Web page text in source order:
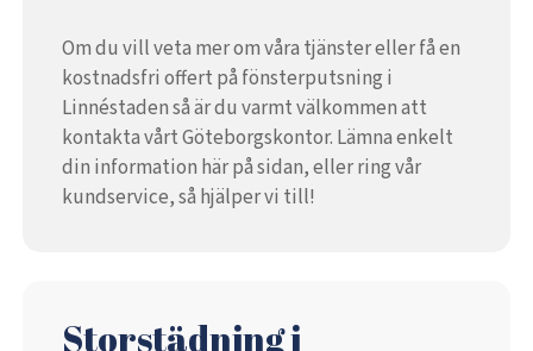
Om du vill veta mer om våra tjänster eller få en
kostnadsfri offert på fönsterputsning i
Linnéstaden så är du varmt välkommen att
kontakta vårt Göteborgskontor. Lämna enkelt
din information här på sidan, eller ring vår
kundservice, så hjälper vi till!
Storstädning i